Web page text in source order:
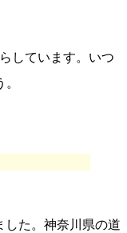
しています。いつ
した。神奈川県の道